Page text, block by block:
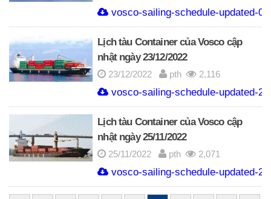
vosco-sailing-schedule-updated-
Lịch tàu Container của Vosco cập
nhật ngày 23/12/2022
23/12/2022 pth 2,116
vosco-sailing-schedule-updated-
Lịch tàu Container của Vosco cập
nhật ngày 25/11/2022
25/11/2022 pth 2,071
vosco-sailing-schedule-updated-